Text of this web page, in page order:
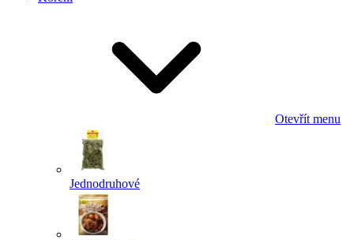
Otevřít menu
Jednodruhové